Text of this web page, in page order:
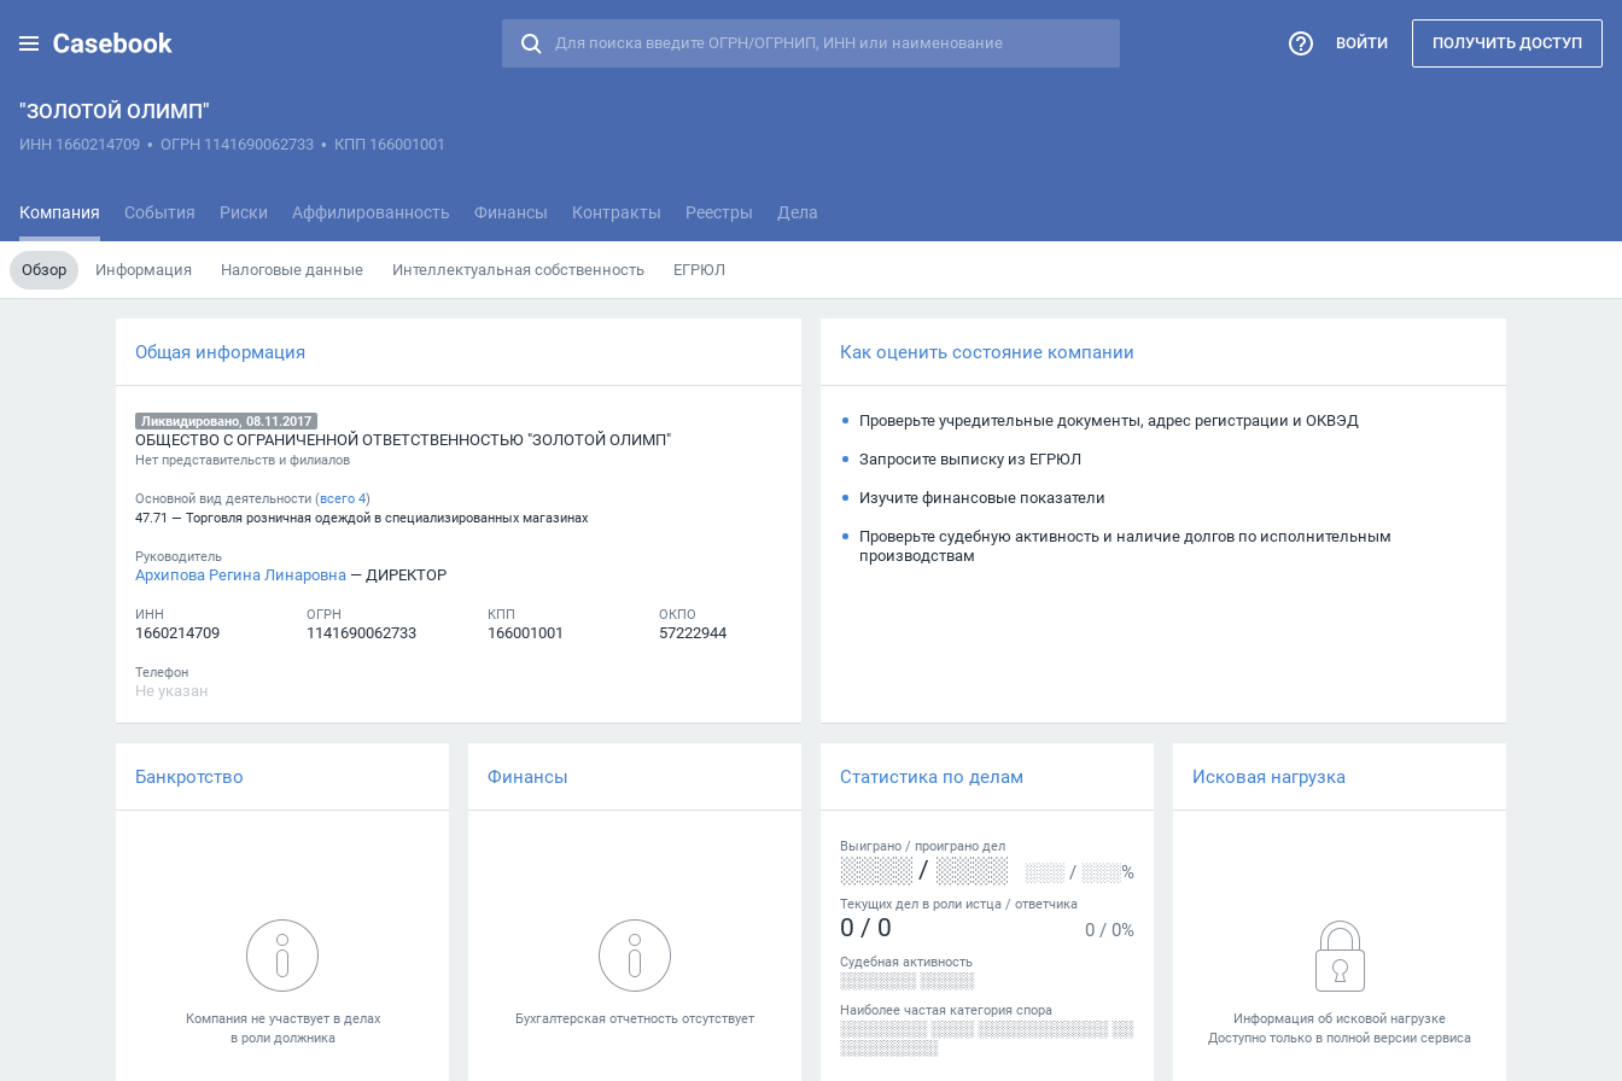
"ЗОЛОТОЙ ОЛИМП"
ИНН 1660214709 • ОГРН 1141690062733 • КПП 166001001
Компания События Риски Аффилированность Финансы Контракты Реестры Дела
Обзор Информация Налоговые данные Интеллектуальная собственность ЕГРЮЛ
ВОЙТИ ПОЛУЧИТЬ ДОСТУП
Общая информация
Ликвидировано, 08.11.2017
ОБЩЕСТВО С ОГРАНИЧЕННОЙ ОТВЕТСТВЕННОСТЬЮ "ЗОЛОТОЙ ОЛИМП"
Нет представительств и филиалов
Основной вид деятельности (всего 4)
47.71 — Торговля розничная одеждой в специализированных магазинах
Руководитель
Архипова Регина Линаровна — ДИРЕКТОР
ИНН
1660214709
ОГРН
1141690062733
КПП
166001001
ОКПО
57222944
Телефон
Не указан
Как оценить состояние компании
Проверьте учредительные документы, адрес регистрации и ОКВЭД
Запросите выписку из ЕГРЮЛ
Изучите финансовые показатели
Проверьте судебную активность и наличие долгов по исполнительным
производствам
Банкротство Финансы Статистика по делам
Выиграно / проиграно дел
░░░░ / ░░░░ ░░░ / ░░░%
Текущих дел в роли истца / ответчика
0 / 0 0 / 0%
Судебная активность
░░░░░░░ ░░░░░
Наиболее частая категория спора
░░░░░░░░ ░░░░ ░░░░░░░░░░░░ ░░
░░░░░░░░░
Исковая нагрузка